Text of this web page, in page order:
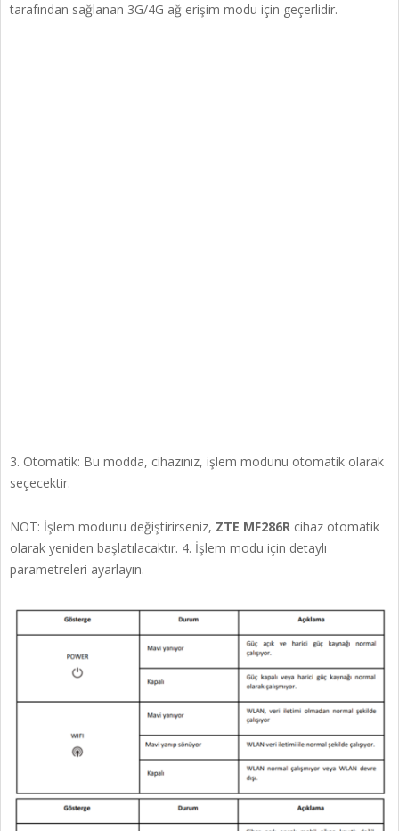
tarafından sağlanan 3G/4G ağ erişim modu için geçerlidir.
3. Otomatik: Bu modda, cihazınız, işlem modunu otomatik olarak
seçecektir.
NOT: İşlem modunu değiştirirseniz, ZTE MF286R cihaz otomatik
olarak yeniden başlatılacaktır. 4. İşlem modu için detaylı
parametreleri ayarlayın.